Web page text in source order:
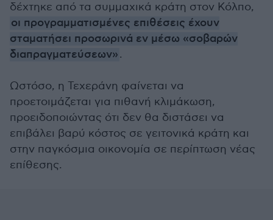
δέχτηκε από τα συμμαχικά κράτη στον Κόλπο,
οι προγραμματισμένες επιθέσεις έχουν
σταματήσει προσωρινά εν μέσω «σοβαρών
διαπραγματεύσεων».
Ωστόσο, η Τεχεράνη φαίνεται να
προετοιμάζεται για πιθανή κλιμάκωση,
προειδοποιώντας ότι δεν θα διστάσει να
επιβάλει βαρύ κόστος σε γειτονικά κράτη και
στην παγκόσμια οικονομία σε περίπτωση νέας
επίθεσης.